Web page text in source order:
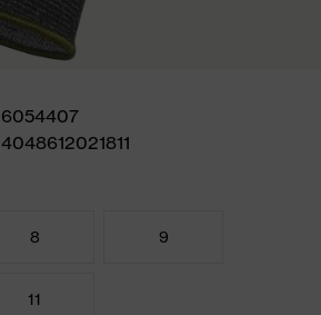
6054407
4048612021811
8 9
11